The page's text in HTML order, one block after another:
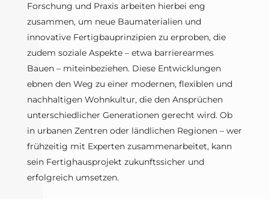
Forschung und Praxis arbeiten hierbei eng
zusammen, um neue Baumaterialien und
innovative Fertigbauprinzipien zu erproben, die
zudem soziale Aspekte – etwa barrierearmes
Bauen – miteinbeziehen. Diese Entwicklungen
ebnen den Weg zu einer modernen, flexiblen und
nachhaltigen Wohnkultur, die den Ansprüchen
unterschiedlicher Generationen gerecht wird. Ob
in urbanen Zentren oder ländlichen Regionen – wer
frühzeitig mit Experten zusammenarbeitet, kann
sein Fertighausprojekt zukunftssicher und
erfolgreich umsetzen.